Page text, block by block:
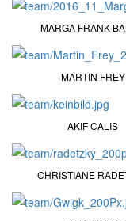
MARGA FRANK-
MARTIN FREY
AKIF CALIS
CHRISTIANE